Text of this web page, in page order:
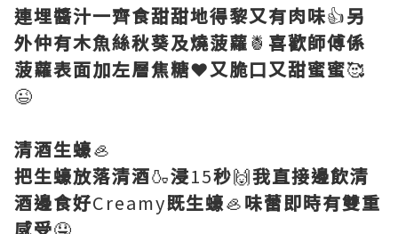
連埋醬汁一齊食甜甜地得黎又有肉味👍另
外仲有木魚絲秋葵及燒菠蘿🍍 喜歡師傅係
菠蘿表面加左層焦糖❤️又脆口又甜蜜蜜🥰
😉
清酒生蠔🦪
把生蠔放落清酒🍶浸15秒🙌我直接邊飲清
酒邊食好Creamy既生蠔🦪味蕾即時有雙重